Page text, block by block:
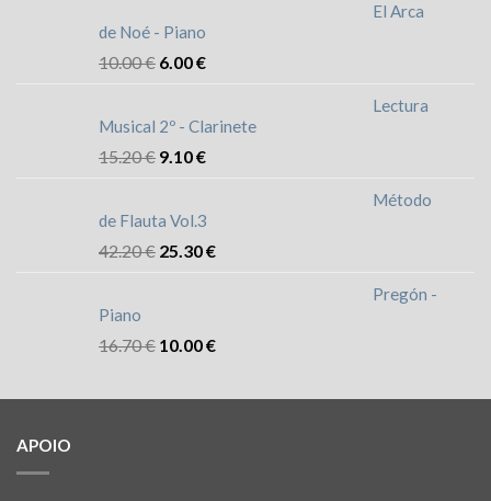
El Arca
de Noé - Piano
10.00€ 6.00€
Lectura
Musical 2º - Clarinete
15.20€ 9.10€
Método
de Flauta Vol.3
42.20€ 25.30€
Pregón -
Piano
16.70€ 10.00€
APOIO